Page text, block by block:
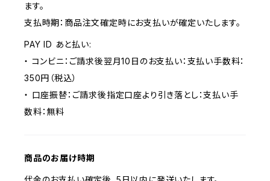
ます。
支払時期：商品注文確定時にお支払いが確定いたします。
PAY ID あと払い:
・ コンビニ：ご請求後翌月10日のお支払い：支払い手数料：
350円（税込）
・ 口座振替：ご請求後指定口座より引き落とし：支払い手
数料：無料
商品のお届け時期